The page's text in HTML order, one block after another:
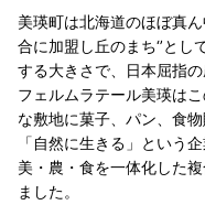
美瑛町は北海道のほぼ真
合に加盟し丘のまち‘’と
する大きさで、日本屈指の
フェルムラテール美瑛は
な敷地に菓子、パン、食
「自然に生きる」という
美・農・食を一体化した
ました。